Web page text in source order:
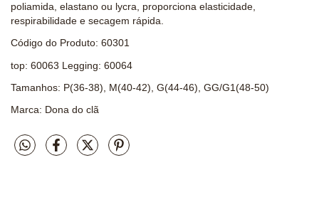
poliamida, elastano ou lycra, proporciona elasticidade,
respirabilidade e secagem rápida.
Código do Produto: 60301
top: 60063 Legging: 60064
Tamanhos: P(36-38), M(40-42), G(44-46), GG/G1(48-50)
Marca: Dona do clã